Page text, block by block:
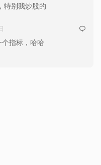
特别我炒股的
指标，哈哈